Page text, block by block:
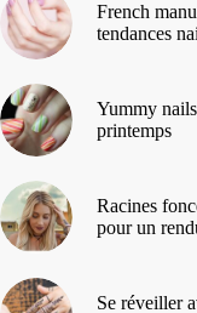
French
tendances
Yummy
printemps
Racines
pour un
Se réveiller